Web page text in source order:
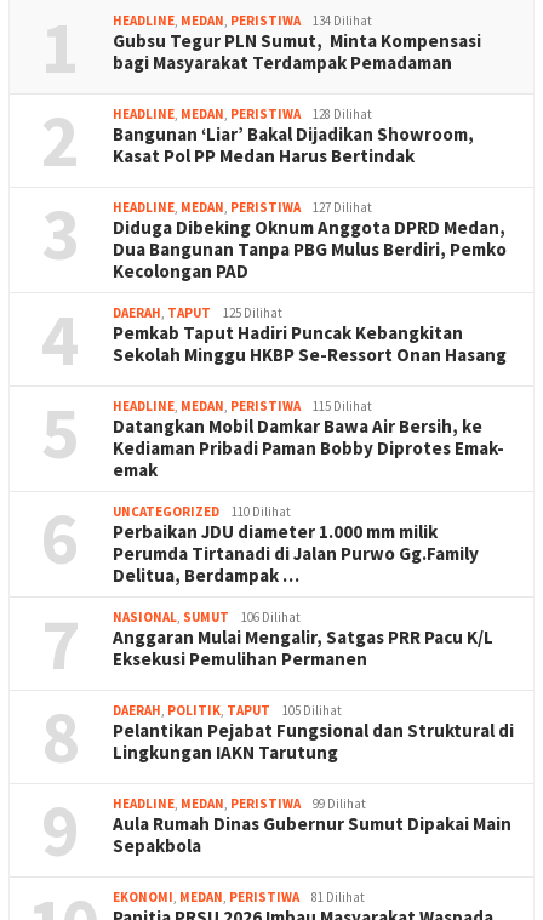
1 HEADLINE, MEDAN, PERISTIWA 134 Dilihat
Gubsu Tegur PLN Sumut, Minta Kompensasi
bagi Masyarakat Terdampak Pemadaman
2 HEADLINE, MEDAN, PERISTIWA 128 Dilihat
Bangunan ‘Liar’ Bakal Dijadikan Showroom,
Kasat Pol PP Medan Harus Bertindak
3 HEADLINE, MEDAN, PERISTIWA 127 Dilihat
Diduga Dibeking Oknum Anggota DPRD Medan,
Dua Bangunan Tanpa PBG Mulus Berdiri, Pemko
Kecolongan PAD
4 DAERAH, TAPUT 125 Dilihat
Pemkab Taput Hadiri Puncak Kebangkitan
Sekolah Minggu HKBP Se-Ressort Onan Hasang
5 HEADLINE, MEDAN, PERISTIWA 115 Dilihat
Datangkan Mobil Damkar Bawa Air Bersih, ke
Kediaman Pribadi Paman Bobby Diprotes Emak-
emak
6 UNCATEGORIZED 110 Dilihat
Perbaikan JDU diameter 1.000 mm milik
Perumda Tirtanadi di Jalan Purwo Gg.Family
Delitua, Berdampak …
7 NASIONAL, SUMUT 106 Dilihat
Anggaran Mulai Mengalir, Satgas PRR Pacu K/L
Eksekusi Pemulihan Permanen
8 DAERAH, POLITIK, TAPUT 105 Dilihat
Pelantikan Pejabat Fungsional dan Struktural di
Lingkungan IAKN Tarutung
9 HEADLINE, MEDAN, PERISTIWA 99 Dilihat
Aula Rumah Dinas Gubernur Sumut Dipakai Main
Sepakbola
EKONOMI, MEDAN, PERISTIWA 81 Dilihat